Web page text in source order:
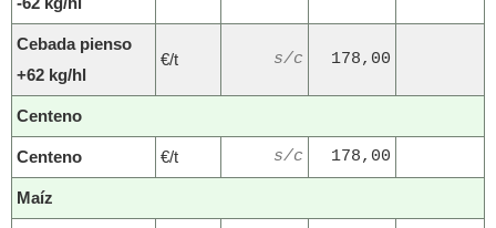
Cebada pienso
+62 kg/hl
€/t s/c 178,00
Centeno
Centeno €/t s/c 178,00
Maíz